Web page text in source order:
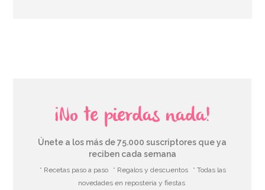
¡No te pierdas nada!
Únete a los más de 75.000 suscriptores que ya
reciben cada semana
* Recetas paso a paso * Regalos y descuentos
* Todas las
novedades en repostería y fiestas